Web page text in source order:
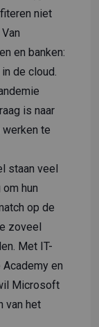
niet
en banken:
de cloud.
is naar
te
staan ​​veel
hun
op de
zoveel
Met IT-
Academy en
Microsoft
van het